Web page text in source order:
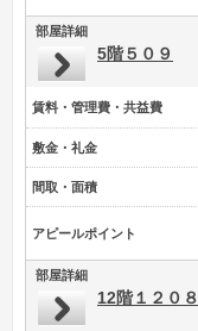
部屋詳細
5階５０９
賃料・管理費・共益費
敷金・礼金
間取・面積
アピールポイント
部屋詳細
12階１２０８